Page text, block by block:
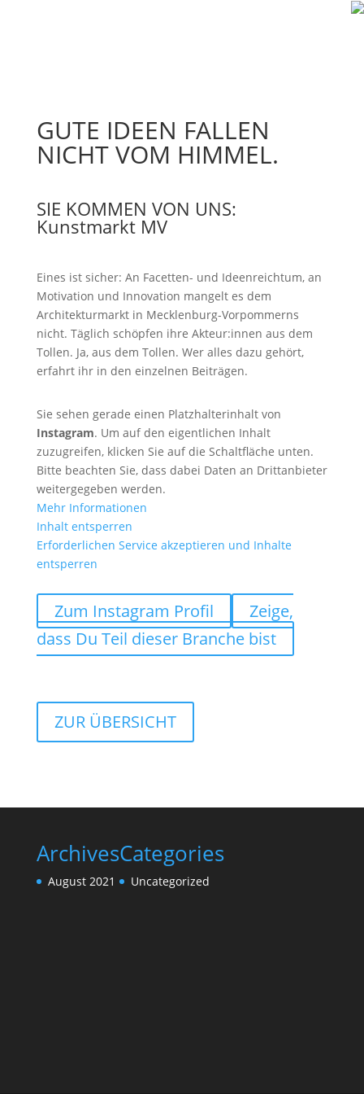
GUTE IDEEN FALLEN
NICHT VOM HIMMEL.
SIE KOMMEN VON UNS:
Kunstmarkt MV
Eines ist sicher: An Facetten- und Ideenreichtum, an
Motivation und Innovation mangelt es dem
Architekturmarkt in Mecklenburg-Vorpommerns
nicht. Täglich schöpfen ihre Akteur:innen aus dem
Tollen. Ja, aus dem Tollen. Wer alles dazu gehört,
erfahrt ihr in den einzelnen Beiträgen.
Sie sehen gerade einen Platzhalterinhalt von
Instagram. Um auf den eigentlichen Inhalt
zuzugreifen, klicken Sie auf die Schaltfläche unten.
Bitte beachten Sie, dass dabei Daten an Drittanbieter
weitergegeben werden.
Mehr Informationen
Inhalt entsperren
Erforderlichen Service akzeptieren und Inhalte
entsperren
Zum Instagram Profil
Zeige,
dass Du Teil dieser Branche bist
ZUR ÜBERSICHT
Archives
August 2021
Categories
Uncategorized